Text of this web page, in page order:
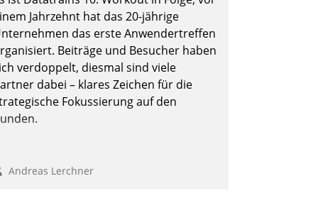
Andreas Lerchner
Jahrzehnt hat das 20-jährige
das erste Anwendertreffen
Beiträge und Besucher haben
verdoppelt, diesmal sind viele
dabei – klares Zeichen für die
Fokussierung auf den
Andreas Lerchner